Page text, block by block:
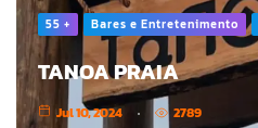
55 + Bares e Entretenimento
TANOA PRAIA
Jul 10, 2024 2789